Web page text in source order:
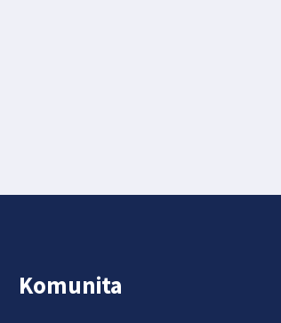
Komunita